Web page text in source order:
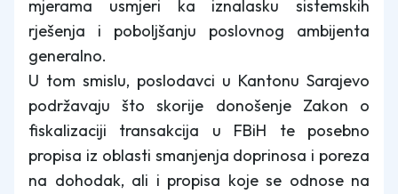
mjerama usmjeri ka iznalasku sistemskih
rješenja i poboljšanju poslovnog ambijenta
generalno.
U tom smislu, poslodavci u Kantonu Sarajevo
podržavaju što skorije donošenje Zakon o
fiskalizaciji transakcija u FBiH te posebno
propisa iz oblasti smanjenja doprinosa i poreza
na dohodak, ali i propisa koje se odnose na